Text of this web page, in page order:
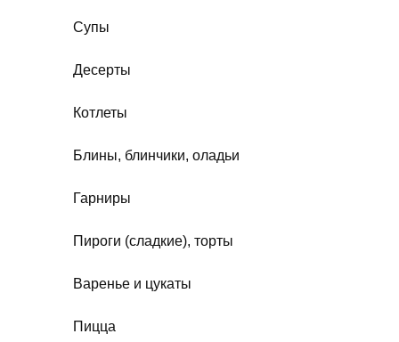
Супы
Десерты
Котлеты
Блины, блинчики, оладьи
Гарниры
Пироги (сладкие), торты
Варенье и цукаты
Пицца